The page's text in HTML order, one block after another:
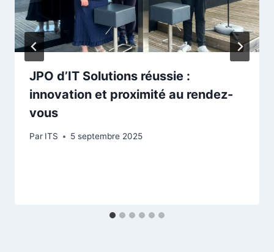
JPO d’IT Solutions réussie :
innovation et proximité au rendez-
vous
Par ITS 5 septembre 2025